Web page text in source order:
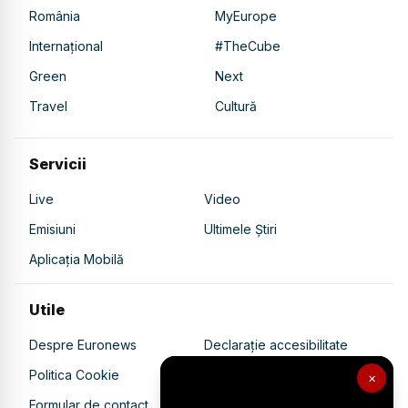
×
România
MyEurope
Internațional
#TheCube
Green
Next
Travel
Cultură
Servicii
Live
Video
Emisiuni
Ultimele Știri
Aplicația Mobilă
Utile
Despre Euronews
Declarație accesibilitate
Politica Cookie
Politica de confidențialitate